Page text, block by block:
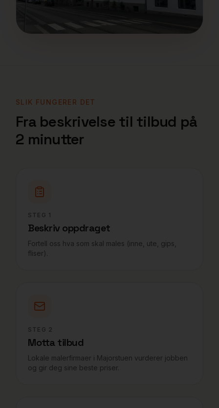
SLIK FUNGERER DET
Fra beskrivelse til tilbud på
2 minutter
STEG 1
Beskriv oppdraget
Fortell oss hva som skal males (inne, ute, gips,
fliser).
STEG 2
Motta tilbud
Lokale malerfirmaer i Majorstuen vurderer jobben
og gir deg sine beste priser.